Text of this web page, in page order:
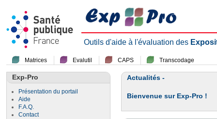
Outils d'aide à l'évaluation des
Matrices Evalutil CAPS Transcodage
Exp-Pro
Présentation du portail
Aide
F.A.Q.
Contact
Actualités -
Bienvenue sur Exp-Pro !